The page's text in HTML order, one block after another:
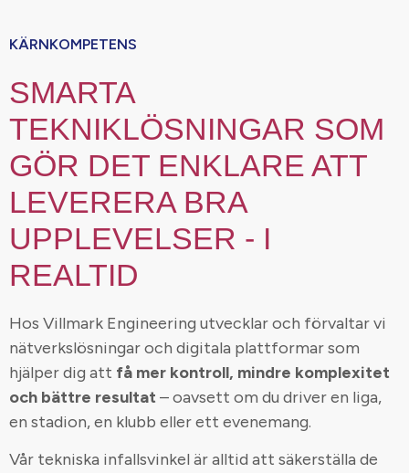
KÄRNKOMPETENS
SMARTA
TEKNIKLÖSNINGAR SOM
GÖR DET ENKLARE ATT
LEVERERA BRA
UPPLEVELSER - I
REALTID
Hos Villmark Engineering utvecklar och förvaltar vi
nätverkslösningar och digitala plattformar som
hjälper dig att få mer kontroll, mindre komplexitet
och bättre resultat – oavsett om du driver en liga,
en stadion, en klubb eller ett evenemang.
Vår tekniska infallsvinkel är alltid att säkerställa de